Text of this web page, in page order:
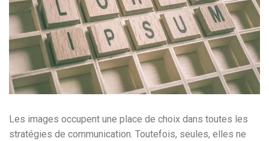
Les images occupent une place de choix dans toutes les
stratégies de communication. Toutefois, seules, elles ne